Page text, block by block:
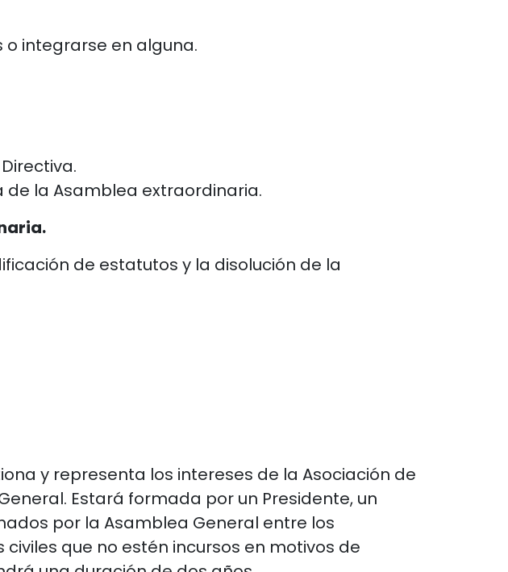
o integrarse en alguna.
la Asamblea extraordinaria.
de estatutos y la disolución de la
y representa los intereses de la Asociación de
Estará formada por un Presidente, un
por la Asamblea General entre los
que no estén incursos en motivos de